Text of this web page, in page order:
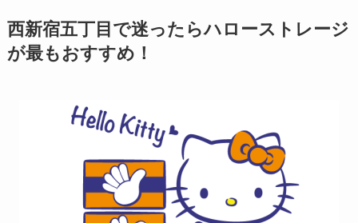
西新宿五丁目で迷ったらハローストレージ
が最もおすすめ！